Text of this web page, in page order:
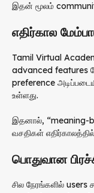
இதன் மூலம்
எதிர்கால
Tamil Virtual
advanced features
preference
உள்ளது.
இதனால், “meaning-
வசதிகள்
பொதுவான
சில நேரங்களில்